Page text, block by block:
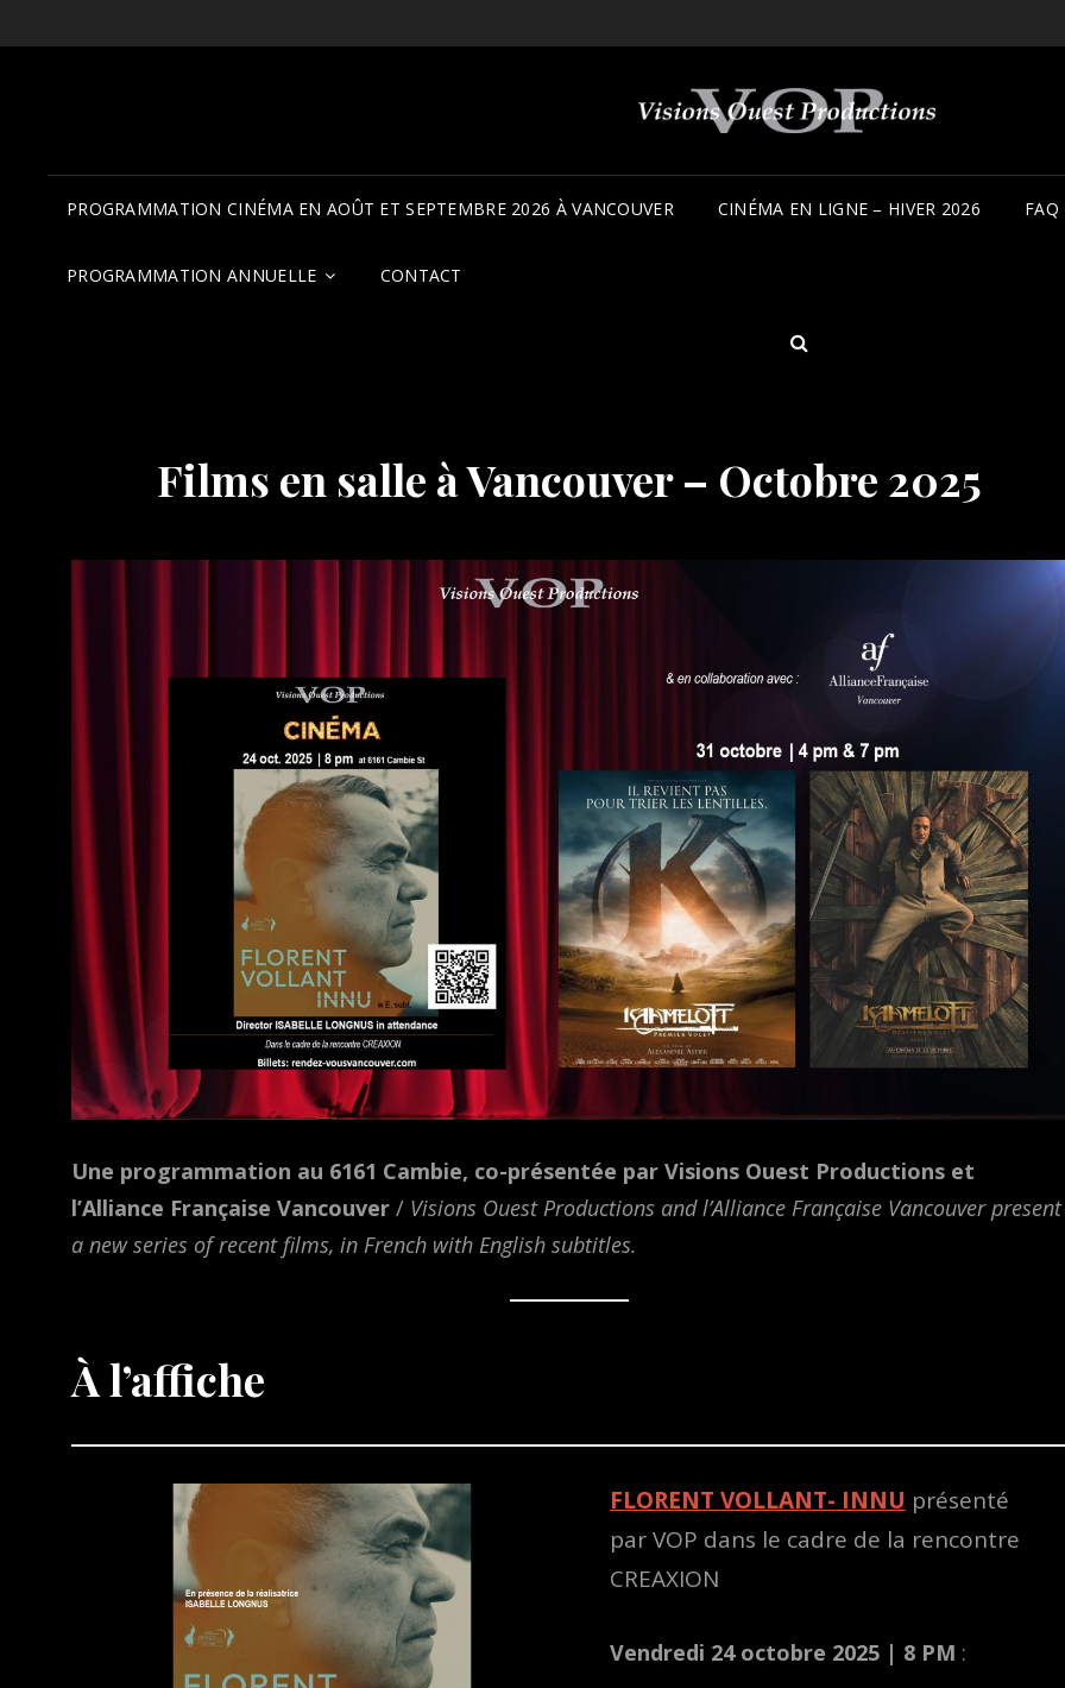
PROGRAMMATION CINÉMA EN AOÛT ET SEPTEMBRE 2026 À VANCOUVER CINÉMA EN LIGNE – HIVER 2026 FAQ
PROGRAMMATION ANNUELLE CONTACT
SEARCH
Films en salle à Vancouver – Octobre 2025
Une programmation au 6161 Cambie, co-présentée par Visions Ouest Productions et
l’Alliance Française Vancouver / Visions Ouest Productions and l’Alliance Française Vancouver present
a new series of recent films, in French with English subtitles.
À l’affiche
FLORENT VOLLANT- INNU présenté
par VOP dans le cadre de la rencontre
CREAXION
Vendredi 24 octobre 2025 | 8 PM :